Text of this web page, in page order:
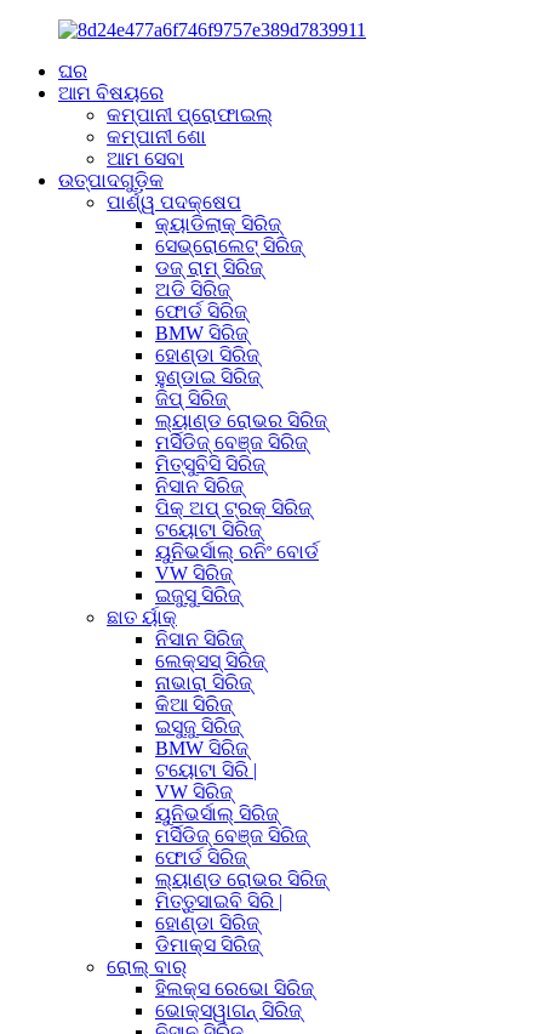
ଘର
ଆମ ବିଷୟରେ
କମ୍ପାନୀ ପ୍ରୋଫାଇଲ୍
କମ୍ପାନୀ ଶୋ
ଆମ ସେବା
ଉତ୍ପାଦଗୁଡ଼ିକ
ପାର୍ଶ୍ୱ ପଦକ୍ଷେପ
କ୍ୟାଡିଲାକ୍ ସିରିଜ୍
ସେଭ୍ରୋଲେଟ୍ ସିରିଜ୍
ଡଜ୍ ରାମ୍ ସିରିଜ୍
ଅଡି ସିରିଜ୍
ଫୋର୍ଡ ସିରିଜ୍
BMW ସିରିଜ୍
ହୋଣ୍ଡା ସିରିଜ୍
ହୁଣ୍ଡାଇ ସିରିଜ୍
ଜିପ୍ ସିରିଜ୍
ଲ୍ୟାଣ୍ଡ ରୋଭର ସିରିଜ୍
ମର୍ସିଡିଜ୍ ବେଞ୍ଜ ସିରିଜ୍
ମିତ୍ସୁବିସି ସିରିଜ୍
ନିସାନ ସିରିଜ୍
ପିକ୍ ଅପ୍ ଟ୍ରକ୍ ସିରିଜ୍
ଟୟୋଟା ସିରିଜ୍
ୟୁନିଭର୍ସାଲ୍ ରନିଂ ବୋର୍ଡ
VW ସିରିଜ୍
ଇଜୁସୁ ସିରିଜ୍
ଛାତ ର୍ୟାକ୍
ନିସାନ ସିରିଜ୍
ଲେକ୍ସସ୍ ସିରିଜ୍
ନାଭାରା ସିରିଜ୍
କିଆ ସିରିଜ୍
ଇସୁଜୁ ସିରିଜ୍
BMW ସିରିଜ୍
ଟୟୋଟା ସିରି |
VW ସିରିଜ୍
ୟୁନିଭର୍ସାଲ୍ ସିରିଜ୍
ମର୍ସିଡିଜ୍ ବେଞ୍ଜ ସିରିଜ୍
ଫୋର୍ଡ ସିରିଜ୍
ଲ୍ୟାଣ୍ଡ ରୋଭର ସିରିଜ୍
ମିତ୍ତୁସାଇବି ସିରି |
ହୋଣ୍ଡା ସିରିଜ୍
ଡିମାକ୍ସ ସିରିଜ୍
ରୋଲ୍ ବାର୍
ହିଲକ୍ସ ରେଭୋ ସିରିଜ୍
ଭୋକ୍ସୱାଗନ୍ ସିରିଜ୍